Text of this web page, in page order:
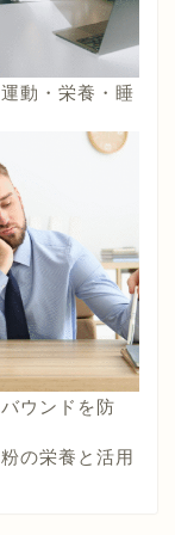
動・栄養・睡
ウンドを防
の栄養と活用